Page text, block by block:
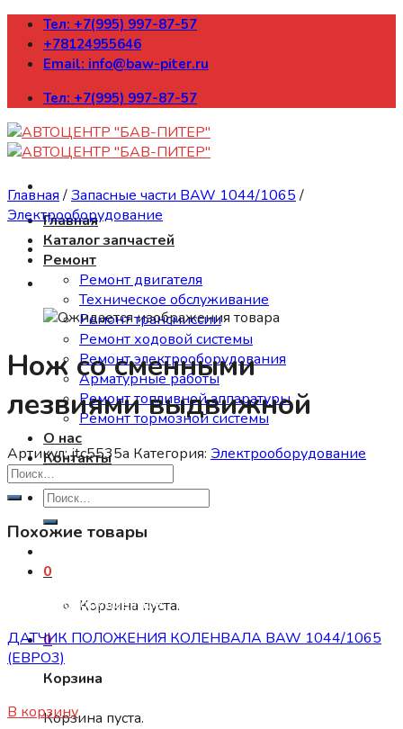
Skip
content
Тел: +7(995) 997-87-57
+78124955646
Email: info@baw-piter.ru
Тел: +7(995) 997-87-57
Главная
Каталог запчастей
Ремонт
Ремонт двигателя
Техническое обслуживание
Ремонт трансмиссии
Ремонт ходовой системы
Ремонт электрооборудования
Арматурные работы
Ремонт топливной аппаратуры
Ремонт тормозной системы
О нас
Контакты
Искать:
0
Корзина пуста.
0
Корзина
Корзина пуста.
Главная /Запасные части BAW 1044/1065 /
Электрооборудование
Нож со сменными
лезвиями выдвижной
Артикул:jtc5535a Категория: Электрооборудование
Похожие товары
Электрооборудование
ДАТЧИК ПОЛОЖЕНИЯ КОЛЕНВАЛА BAW 1044/1065
(ЕВРО3)
В корзину